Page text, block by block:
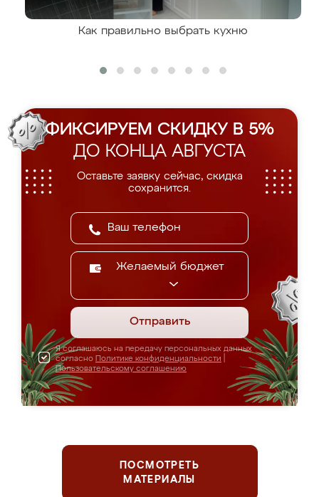
Как правильно выбрать кухню
ФИКСИРУЕМ СКИДКУ В 5%
ДО КОНЦА АВГУСТА
Оставьте заявку сейчас, скидка
сохранится.
Желаемый бюджет
Отправить
Я соглашаюсь на передачу персональных данных
согласно Политике конфиденциальности
Пользовательскому соглашению
ПОСМОТРЕТЬ
МАТЕРИАЛЫ